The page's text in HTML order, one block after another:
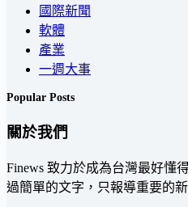
國際新聞
軟體
產業
一週大事
Popular Posts
關於我們
Finews 致力於成為台灣最好懂
過簡單的文字，只報導重要的新